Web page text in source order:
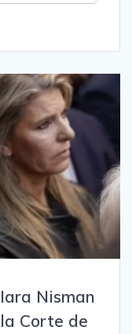
Nisman
Corte de